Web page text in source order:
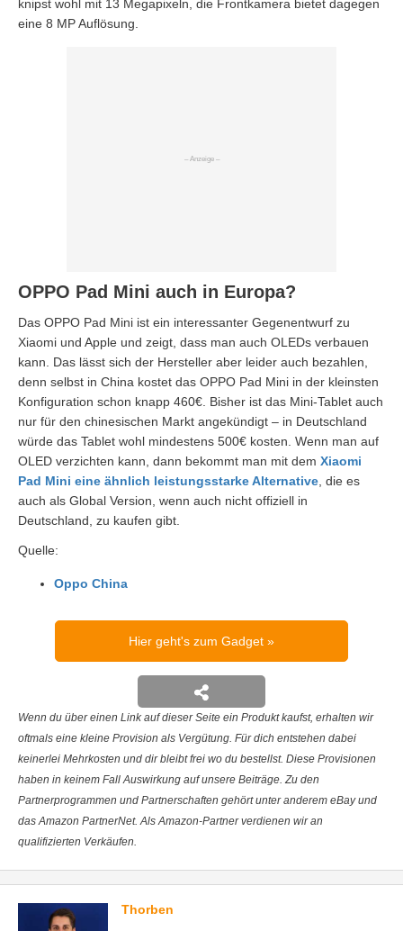
knipst wohl mit 13 Megapixeln, die Frontkamera bietet dagegen
eine 8 MP Auflösung.
OPPO Pad Mini auch in Europa?
Das OPPO Pad Mini ist ein interessanter Gegenentwurf zu
Xiaomi und Apple und zeigt, dass man auch OLEDs verbauen
kann. Das lässt sich der Hersteller aber leider auch bezahlen,
denn selbst in China kostet das OPPO Pad Mini in der kleinsten
Konfiguration schon knapp 460€. Bisher ist das Mini-Tablet auch
nur für den chinesischen Markt angekündigt – in Deutschland
würde das Tablet wohl mindestens 500€ kosten. Wenn man auf
OLED verzichten kann, dann bekommt man mit dem Xiaomi
Pad Mini eine ähnlich leistungsstarke Alternative, die es
auch als Global Version, wenn auch nicht offiziell in
Deutschland, zu kaufen gibt.
Quelle:
Oppo China
Hier geht's zum Gadget
Wenn du über einen Link auf dieser Seite ein Produkt kaufst, erhalten wir
oftmals eine kleine Provision als Vergütung. Für dich entstehen dabei
keinerlei Mehrkosten und dir bleibt frei wo du bestellst. Diese Provisionen
haben in keinem Fall Auswirkung auf unsere Beiträge. Zu den
Partnerprogrammen und Partnerschaften gehört unter anderem eBay und
das Amazon PartnerNet. Als Amazon-Partner verdienen wir an
qualifizierten Verkäufen.
Thorben